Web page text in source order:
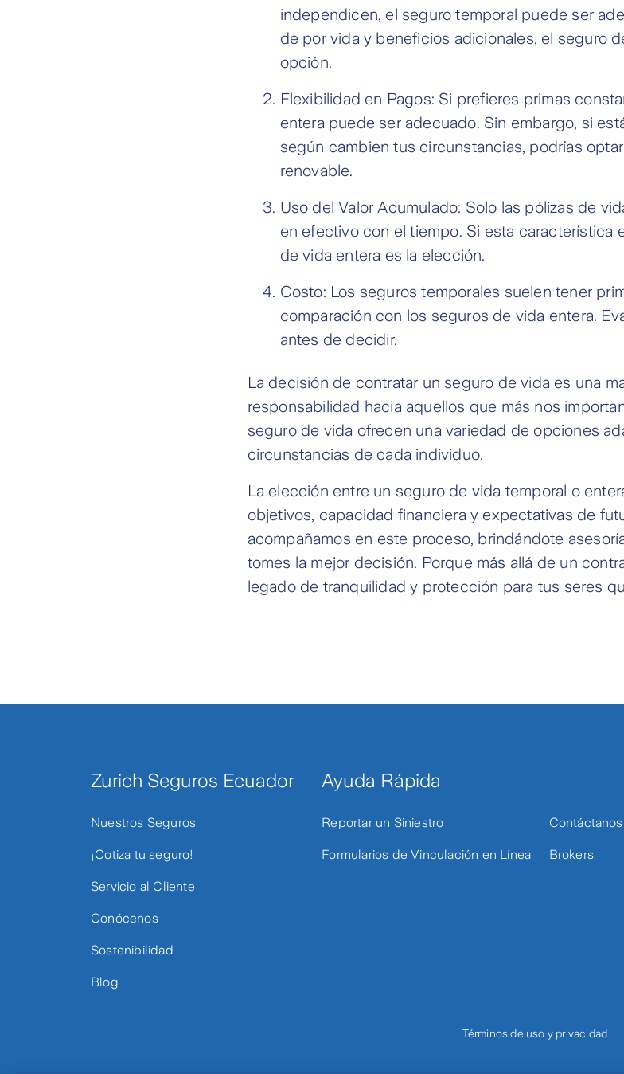
independicen, el seguro temporal puede ser
de por vida y beneficios adicionales, el seguro
opción.
Flexibilidad en Pagos: Si prefieres primas
entera puede ser adecuado. Sin embargo, si
según cambien tus circunstancias, podrías
renovable.
Uso del Valor Acumulado: Solo las pólizas de
en efectivo con el tiempo. Si esta característica
de vida entera es la elección.
Costo: Los seguros temporales suelen tener
comparación con los seguros de vida entera.
antes de decidir.
La decisión de contratar un seguro de vida es una
responsabilidad hacia aquellos que más nos
seguro de vida ofrecen una variedad de opciones
circunstancias de cada individuo.
La elección entre un seguro de vida temporal o
objetivos, capacidad financiera y expectativas de
acompañamos en este proceso, brindándote
tomes la mejor decisión. Porque más allá de un
legado de tranquilidad y protección para tus seres
Zurich Seguros Ecuador
Nuestros Seguros
¡Cotiza tu seguro!
Servicio al Cliente
Conócenos
Sostenibilidad
Blog
Ayuda Rápida
Reportar un Siniestro
Formularios de Vinculación en Línea
Contáctanos
Brokers
Términos de uso y privacidad